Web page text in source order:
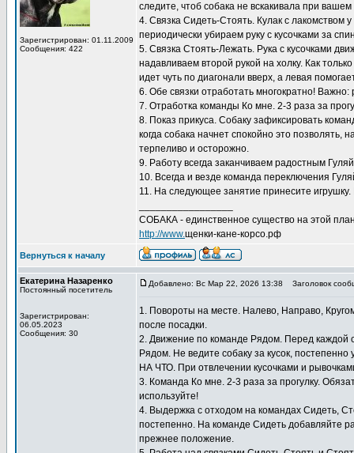
Зарегистрирован: 01.11.2009
Сообщения: 422
следите, чтоб собака не вскакивала при
4. Связка Сидеть-Стоять. Кулак с
периодически убираем руку с кусочками за
5. Связка Стоять-Лежать. Рука с кусочками
надавливаем второй рукой на холку. Как
идет чуть по диагонали вверх, а левая
6. Обе связки отработать многократно! Важно:
7. Отработка команды Ко мне. 2-3 раза за
8. Показ прикуса. Собаку зафиксировать
когда собака начнет спокойно это
терпеливо и осторожно.
9. Работу всегда заканчиваем радостным
10. Всегда и везде команда переключения
11. На следующее занятие принесите
СОБАКА - единственное существо на этой
http://www.щенки-кане-корсо.рф
Вернуться к началу
Екатерина Назаренко
Постоянный посетитель
Зарегистрирован:
06.05.2023
Сообщения: 30
Добавлено: Вс Мар 22, 2026 13:38 Заголовок
1. Повороты на месте. Налево, Направо,
после посадки.
2. Движение по команде Рядом. Перед каждой
Рядом. Не ведите собаку за кусок,
НА ЧТО. При отвлечении кусочками и
3. Команда Ко мне. 2-3 раза за прогулку.
используйте!
4. Выдержка с отходом на командах Сидеть,
постепенно. На команде Сидеть добавляйте
прежнее положение.